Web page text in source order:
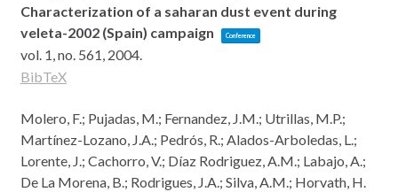
Characterization of a saharan dust event during
veleta-2002 (Spain) campaign
Conference
vol. 1,no. 561, 2004.
BibTeX
Molero, F.; Pujadas, M.; Fernandez, J.M.; Utrillas, M.P.;
Martínez-Lozano, J.A.; Pedrós, R.; Alados-Arboledas, L.;
Lorente, J.; Cachorro, V.; Díaz Rodriguez, A.M.; Labajo, A.;
De La Morena, B.; Rodrigues, J.A.; Silva, A.M.; Horvath, H.